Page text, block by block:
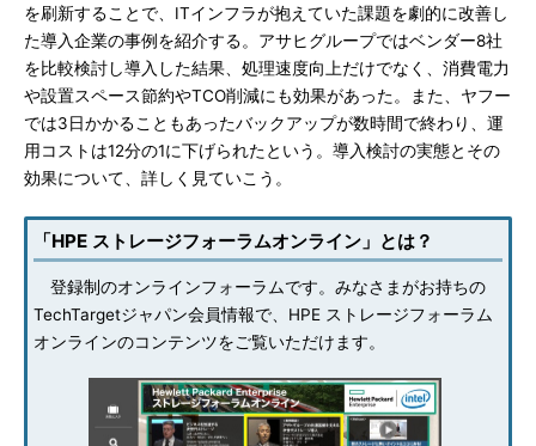
を刷新することで、ITインフラが抱えていた課題を劇的に改善し
た導入企業の事例を紹介する。アサヒグループではベンダー8社
を比較検討し導入した結果、処理速度向上だけでなく、消費電力
や設置スペース節約やTCO削減にも効果があった。また、ヤフー
では3日かかることもあったバックアップが数時間で終わり、運
用コストは12分の1に下げられたという。導入検討の実態とその
効果について、詳しく見ていこう。
「HPE ストレージフォーラムオンライン」とは？
登録制のオンラインフォーラムです。みなさまがお持ちの
TechTargetジャパン会員情報で、HPE ストレージフォーラム
オンラインのコンテンツをご覧いただけます。